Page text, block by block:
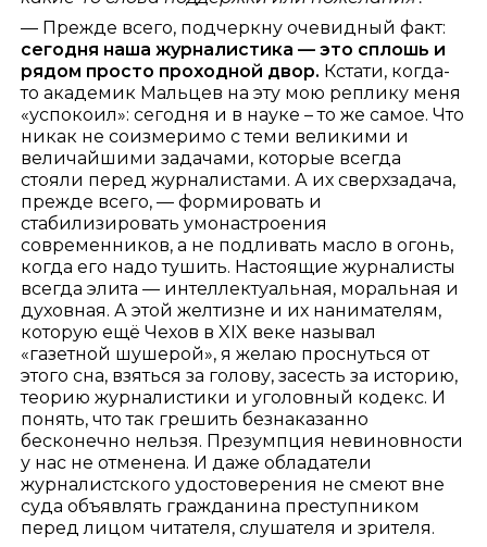
— Прежде всего, подчеркну очевидный факт:
сегодня наша журналистика — это сплошь и
рядом просто проходной двор. Кстати, когда-
то академик Мальцев на эту мою реплику меня
«успокоил»: сегодня и в науке – то же самое. Что
никак не соизмеримо с теми великими и
величайшими задачами, которые всегда
стояли перед журналистами. А их сверхзадача,
прежде всего, — формировать и
стабилизировать умонастроения
современников, а не подливать масло в огонь,
когда его надо тушить. Настоящие журналисты
всегда элита — интеллектуальная, моральная и
духовная. А этой желтизне и их нанимателям,
которую ещё Чехов в XIX веке называл
«газетной шушерой», я желаю проснуться от
этого сна, взяться за голову, засесть за историю,
теорию журналистики и уголовный кодекс. И
понять, что так грешить безнаказанно
бесконечно нельзя. Презумпция невиновности
у нас не отменена. И даже обладатели
журналистского удостоверения не смеют вне
суда объявлять гражданина преступником
перед лицом читателя, слушателя и зрителя.